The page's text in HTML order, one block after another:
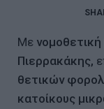
Με
Πιερρακάκης,
θετικών
κατοίκους